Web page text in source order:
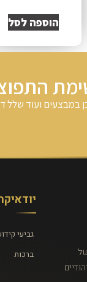
הוספה לסל
במבצעים ועוד שלל
גביעי
ברכות